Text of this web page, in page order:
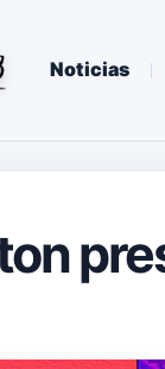
Noticias